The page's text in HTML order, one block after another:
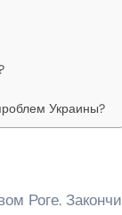
Украины?
Роге.